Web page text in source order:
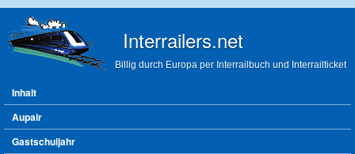
Interrailers.net
Billig durch Europa per Interrailbuch und Interrailticket
Hauptmenü
Inhalt
Aupair
Gastschuljahr